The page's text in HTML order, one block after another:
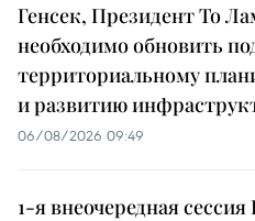
Генсек, Президент То
необходимо обновить
территориальному
и развитию
06/08/2026 09:49
1-я внеочередная